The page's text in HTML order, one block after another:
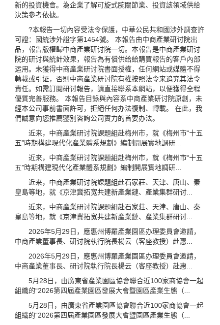
新的投資機會。為企業了解可旋式腕關節業、投資該領域供给
決策參考依據。
?本報告一切內容受法令保護，中華公民共和國涉外調查許
可證：國統涉外證字第1454號。 本報告由中商產業研讨院出
品，報告版權歸中商產業研讨院一切。本報告是中商產業研讨
院的研讨與統計效果，報告為有償供给給購買報告的客戶內部
运用。未獲得中商產業研讨院書面授權，任何網站或媒體不得
轉載或引证，否則中商產業研讨院有權按照法令来追究其法令
責任。如需訂閱研讨報告，請直接聯系本網站，以便獲得全程
優質完善服務。 本報告目錄與內容系中商產業研讨院原創，未
經本公司事前書面許可，拒絕任何办法復制、轉載。 在此，我
們誠意向您推薦鑒別咨詢公司實力的首要办法。
近来，中商產業研讨院課題組赴梅州市，就《梅州市“十五
五”時期構建現代化產業體系規劃》編制開展實地調研...
近来，中商產業研讨院課題組赴梅州市，就《梅州市“十五
五”時期構建現代化產業體系規劃》編制開展實地調研...
近来，中商產業研讨院課題組赴石家莊、天津、唐山、秦
皇島等地，就《京津冀拓宽共建新產業鏈、產業集群研讨...
近来，中商產業研讨院課題組赴石家莊、天津、唐山、秦
皇島等地，就《京津冀拓宽共建新產業鏈、產業集群研讨...
2026年5月29日，應惠州博羅產業園區办理委員會邀請，
中商產業董事長、研讨院執行院長楊云（客座教授）赴惠...
2026年5月29日，應惠州博羅產業園區办理委員會邀請，
中商產業董事長、研讨院執行院長楊云（客座教授）赴惠...
5月28日，由廣東省產業園區協會聯合近100家商協會一起
組織的“2026第四屆產業園區發展大會暨園區產業生態（...
5月28日，由廣東省產業園區協會聯合近100家商協會一起
組織的“2026第四屆產業園區發展大會暨園區產業生態（...